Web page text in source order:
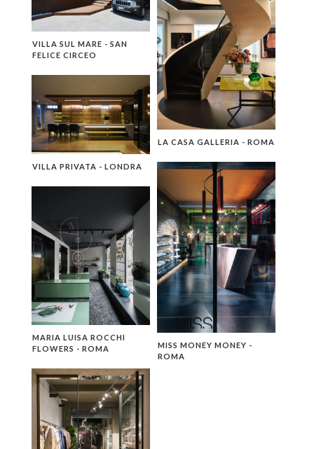
VILLA SUL MARE - SAN
FELICE CIRCEO
LA CASA GALLERIA - ROMA
VILLA PRIVATA - LONDRA
MISS MONEY MONEY -
ROMA
MARIA LUISA ROCCHI
FLOWERS - ROMA